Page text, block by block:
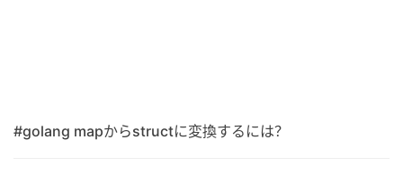
#golang mapからstructに変換するには？